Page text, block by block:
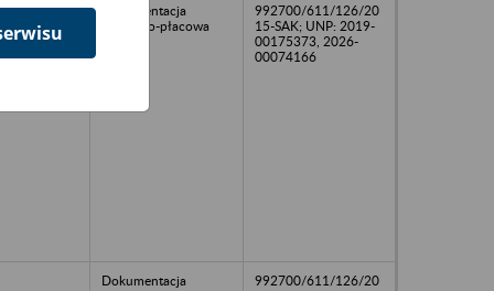
Dokumentacja
osobowo-płacowa
992700/611/126/20
15-SAK; UNP: 2019-
00175373, 2026-
00074166
Dokumentacja
992700/611/126/20